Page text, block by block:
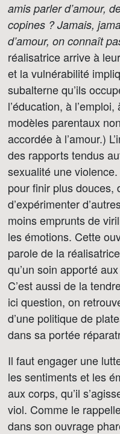
amis parler d’amour,
copines ? Jamais,
d’amour, on connaît
réalisatrice arrive à
et la vulnérabilité
subalterne qu’ils
l’éducation, à
modèles parentaux
accordée à l’amour.)
des rapports tendus
sexualité une
pour finir plus douces,
d’expérimenter
moins emprunts de
les émotions. Cette
parole de la
qu’un soin apporté
C’est aussi de la
ici question, on
d’une politique de
dans sa portée
Il faut engager une
les sentiments et les
aux corps, qu’il
viol. Comme le
dans son ouvrage